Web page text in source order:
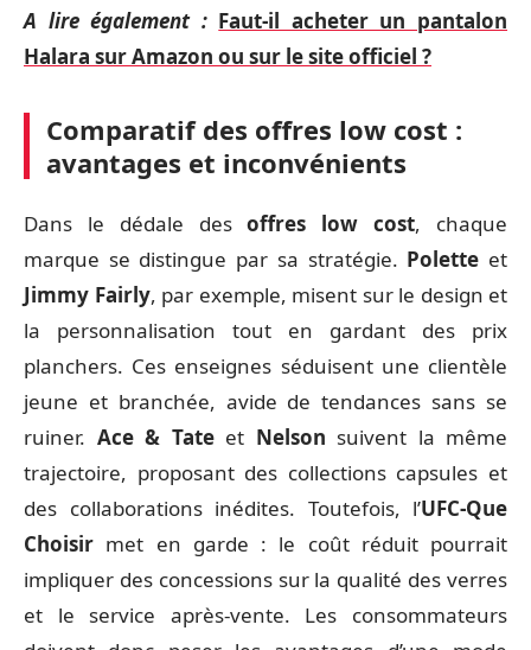
A lire également : Faut-il acheter un pantalon
Halara sur Amazon ou sur le site officiel ?
Comparatif des offres low cost :
avantages et inconvénients
Dans le dédale desoffres low cost, chaque
marque se distingue par sa stratégie. Polette et
Jimmy Fairly, par exemple, misent sur le design et
la personnalisation tout en gardant des prix
planchers. Ces enseignes séduisent une clientèle
jeune et branchée, avide de tendances sans se
ruiner. Ace & Tateet Nelson suivent la même
trajectoire, proposant des collections capsules et
des collaborations inédites. Toutefois, l’UFC-Que
Choisir met en garde : le coût réduit pourrait
impliquer des concessions sur la qualité des verres
et le service après-vente. Les consommateurs